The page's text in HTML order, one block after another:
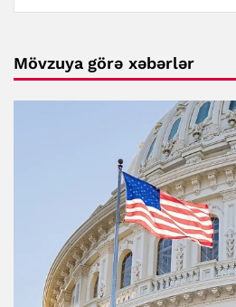
Mövzuya görə xəbərlər